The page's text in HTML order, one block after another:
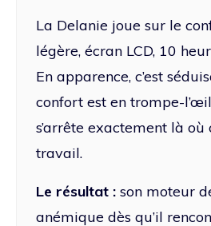
La Delanie joue sur le
légère, écran LCD, 10
En apparence, c’est
confort est en trompe-
s’arrête exactement là
travail.
Le résultat : son moteur
anémique dès qu’il